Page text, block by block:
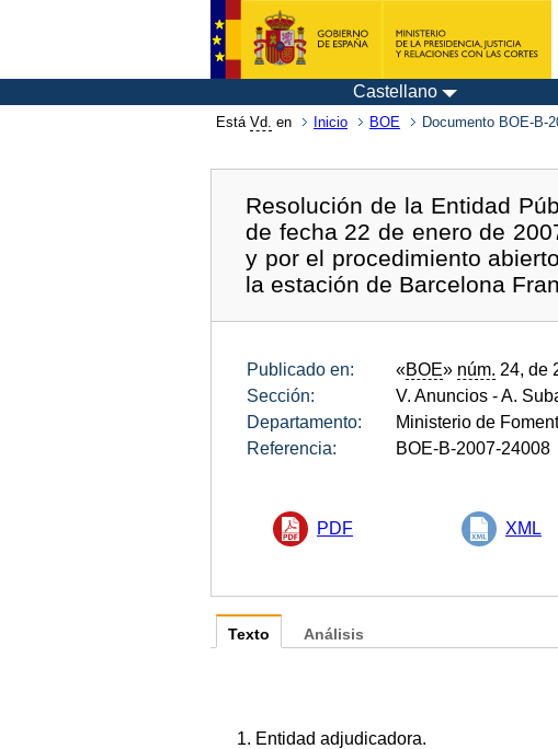
Castellano
Está Vd. en Inicio BOE Documento BOE-B-
Resolución de la Entidad
de fecha 22 de enero de
y por el procedimiento
la estación de Barcelona
Publicado en: «BOE» núm. 24, de
Sección:
V. Anuncios - A.
Departamento:
Ministerio de
Referencia:
BOE-B-2007-24008
PDF XML
Texto
1. Entidad adjudicadora.
Análisis